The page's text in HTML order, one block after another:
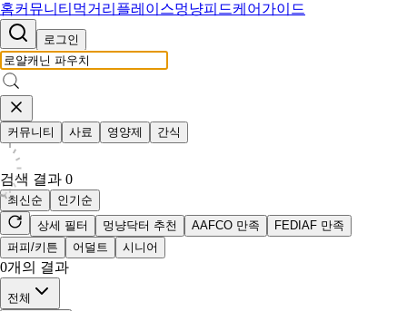
홈커뮤니티 먹거리 플레이스멍냥피드케어가이드
로그인
커뮤니티 사료 영양제 간식
검색 결과 0
최신순
인기순
상세 필터
멍냥닥터 추천 AAFCO 만족
FEDIAF 만족
퍼피/키튼
어덜트 시니어
0개의 결과
전체